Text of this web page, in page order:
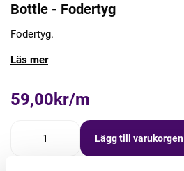
Bottle - Fodertyg
Fodertyg.
Läs mer
59,00kr/m
Lägg till varukorgen